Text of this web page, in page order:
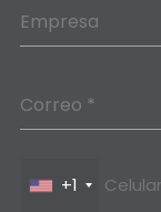
Empresa
Correo *
+1